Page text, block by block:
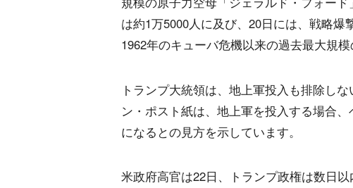
は約1万5000人に及び、20日には、戦略爆
1962年のキューバ危機以来の過去最大規
トランプ大統領は、地上軍投入も排除し
ン・ポスト紙は、地上軍を投入する場合
になるとの見方を示しています。
米政府高官は22日、トランプ政権は数日